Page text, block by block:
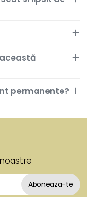
permanente?